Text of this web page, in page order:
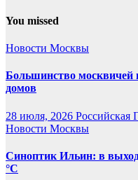
You missed
Новости Москвы
Большинство москвичей
домов
28 июля, 2026 Российская
Новости Москвы
Синоптик Ильин: в
°C